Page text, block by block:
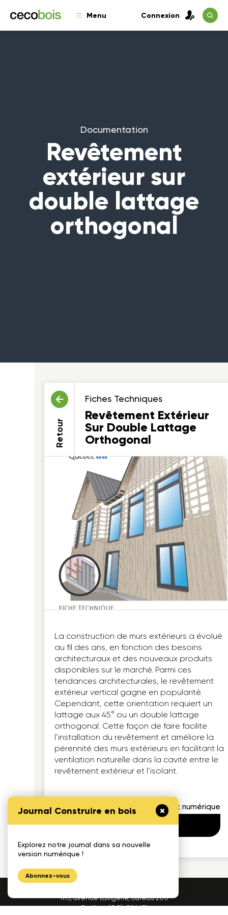
Menu Connexion
Journal Construire en bois
Explorez notre journal dans sa nouvelle
version numérique !
Abonnez-vous
Documentation
Revêtement
extérieur sur
double lattage
orthogonal
Retour
Fiches Techniques
Revêtement Extérieur
Sur Double Lattage
Orthogonal
La construction de murs extérieurs a évolué
au fil des ans, en fonction des besoins
architecturaux et des nouveaux produits
disponibles sur le marché. Parmi ces
tendances architecturales, le revêtement
extérieur vertical gagne en popularité.
Cependant, cette orientation requiert un
lattage aux 45° ou un double lattage
orthogonal. Cette façon de faire facilite
l’installation du revêtement et améliore la
pérennité des murs extérieurs en facilitant la
ventilation naturelle dans la cavité entre le
revêtement extérieur et l’isolant.
Format numérique
Télécharger
1175, avenue Lavigerie, Bureau 200
Québec (QC), G1V 4P1